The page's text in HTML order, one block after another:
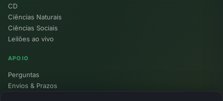
CD
Ciências Naturais
Ciências Sociais
Leilões ao vivo
APOIO
Perguntas
Envios & Prazos